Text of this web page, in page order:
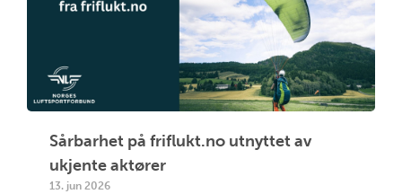
Sårbarhet på friflukt.no utnyttet av
ukjente aktører
13. jun 2026